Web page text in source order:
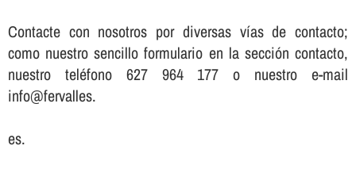
Contacte con nosotros por diversas ví­as de contacto;
como nuestro sencillo formulario en la sección contacto,
nuestro teléfono 627 964 177 o nuestro e-mail
info@fervalles.
es.